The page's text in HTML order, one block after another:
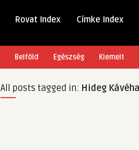
Rovat Index Címke Index
Belföld Egészség Kiemelt
All posts tagged in: Hideg